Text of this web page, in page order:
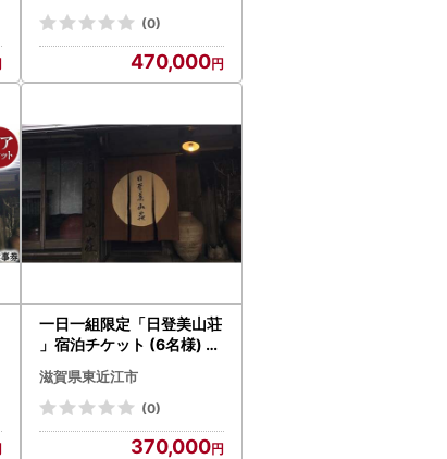
01 宿泊 旅行 観光 古民家
ホテル 旅館 近江商人
(0)
470,000
一日一組限定「日登美山荘
」宿泊チケット (6名様) 日
登美山荘 滋賀県 東近江市
CG02 宿泊券 旅行 招待券
家族旅行 グループ旅行 古
民家 貸切 一棟貸し
滋賀県東近江市
(0)
370,000